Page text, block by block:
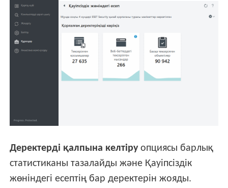
Деректерді қалпына келтіруопциясы барлық
статистиканы тазалайды және Қауіпсіздік
жөніндегі есептің бар деректерін жояды.